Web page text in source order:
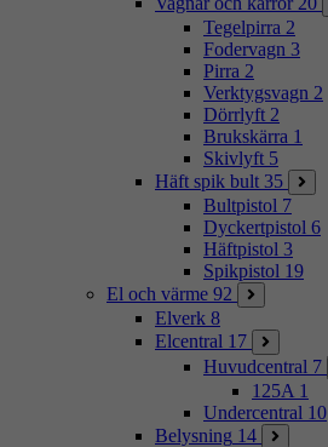
Tegelpirra 2
Fodervagn 3
Pirra 2
Verktygsvagn 2
Dörrlyft 2
Brukskärra 1
Skivlyft 5
Häft spik bult 35
Bultpistol 7
Dyckertpistol 6
Häftpistol 3
Spikpistol 19
El och värme 92
Elverk 8
Elcentral 17
Huvudcentral 7
125A 1
Undercentral 10
Belysning 14